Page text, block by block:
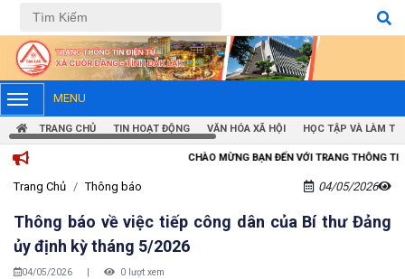
Tiếng Việt Tiếng Anh
MENU
TRANG CHỦ TIN HOẠT ĐỘNG VĂN HÓA XÃ HỘI HỌC TẬP VÀ LÀM
CHÀO MỪNG BẠN ĐẾN VỚI TRANG THÔNG TIN ĐIỆN TỬ XÃ
Trang Chủ Thông báo 04/05/2026
Thông báo về việc tiếp công dân của Bí thư Đảng
ủy định kỳ tháng 5/2026
04/05/2026 | 0 lượt xem